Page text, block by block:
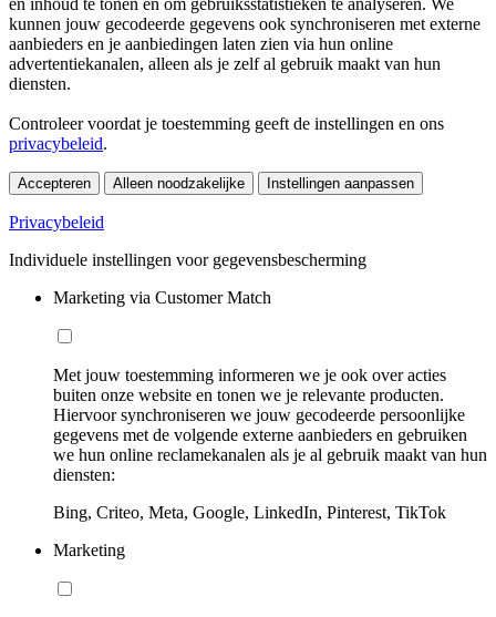
en inhoud te tonen en om gebruiksstatistieken te analyseren. We
kunnen jouw gecodeerde gegevens ook synchroniseren met externe
aanbieders en je aanbiedingen laten zien via hun online
advertentiekanalen, alleen als je zelf al gebruik maakt van hun
diensten.
Controleer voordat je toestemming geeft de instellingen en ons
privacybeleid.
Accepteren Alleen noodzakelijke Instellingen aanpassen
Privacybeleid
Individuele instellingen voor gegevensbescherming
Marketing via Customer Match
Met jouw toestemming informeren we je ook over acties
buiten onze website en tonen we je relevante producten.
Hiervoor synchroniseren we jouw gecodeerde persoonlijke
gegevens met de volgende externe aanbieders en gebruiken
we hun online reclamekanalen als je al gebruik maakt van hun
diensten:
Bing, Criteo, Meta, Google, LinkedIn, Pinterest, TikTok
Marketing